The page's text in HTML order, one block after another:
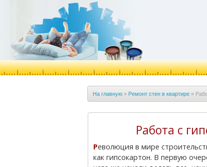
На главную» Ремонт стен в квартире»
Работа с
Революция в мире строительства произошла с появлением такого чудо материала,
как гипсокартон. В первую